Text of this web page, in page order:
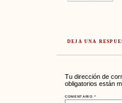
DEJA UNA
Tu dirección de
obligatorios están
COMENTARIO*